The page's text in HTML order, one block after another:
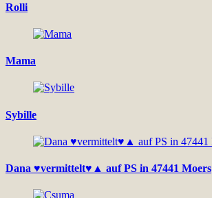
Rolli
Mama
Sybille
Dana ♥vermittelt♥▲ auf PS in 47441 Moers